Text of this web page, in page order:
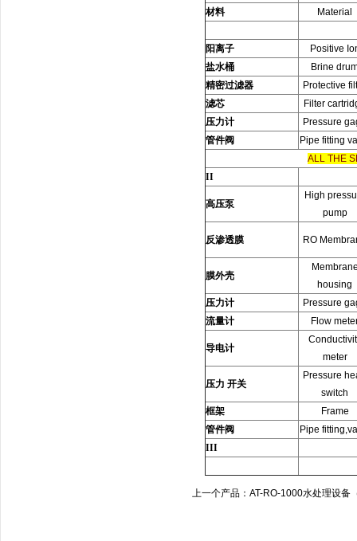
材料
Material
阳离子
Positive
盐水桶
Brine
精密过滤器
Protective
滤芯
Filter
压力计
Pressure
管件阀
Pipe fitting
ALL THE
II
高压泵
High
pump
反渗透膜 RO
膜外壳
housing
压力计
Pressure
流量计
Flow
导电计
meter
压力 开关
Pressure
switch
框架
Frame
管件阀
Pipe
III
上一个产品： AT-RO-1000水处理设备